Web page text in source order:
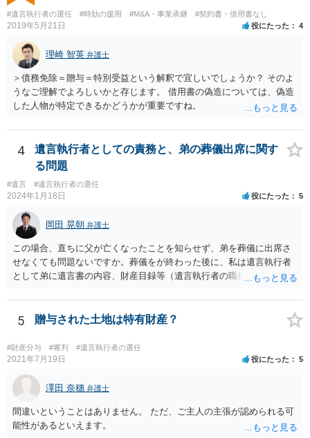
#遺言執行者の選任 #時効の援用 #M&A・事業承継 #契約書・借用書なし
2019年5月21日 役にたった 4
理崎 智英 弁護士
＞債務免除＝贈与＝特別受益という解釈で宜しいでしょうか？ そのよ
うなご理解でよろしいかと存じます。 借用書の偽造については、偽造
した人物が特定できるかどうかが重要ですね。
4
遺言執行者としての責務と、弟の葬儀出席に関す
る問題
#遺言 #遺言執行者の選任
2024年1月18日 役にたった 5
岡田 晃朝 弁護士
この場合、直ちに父が亡くなったことを知らせず、弟を葬儀に出席さ
せなくても問題ないですか。葬儀をが終わった後に、私は遺言執行者
として弟に遺言書の内容、財産目録等（遺言執行者の職務）を知らせ
るかは喪主の自由です。 呼ばなくてもかまいません。 そもそも、そう
いう法律関係にありません。 遺言の内容と遺産の総額の通知、公正証
で、対応しましょう。 そのあとは遺留分の請求などがあればそれへの
対応となるでしょう。
5 贈与された土地は特有財産？
#財産分与 #審判 #遺言執行者の選任
2021年7月19日 役にたった 5
澤田 奈穗 弁護士
間違いということはありません。 ただ、ご主人の主張が認められる可
能性があるといえます。